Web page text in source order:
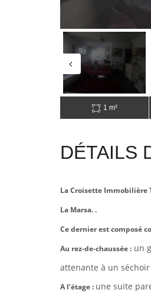
1 m²
DÉTAILS
La Croisette Immobilière
La Marsa. .
Ce dernier est composé
Au rez-de-chaussée : un
attenante à un
A l’étage : une suite